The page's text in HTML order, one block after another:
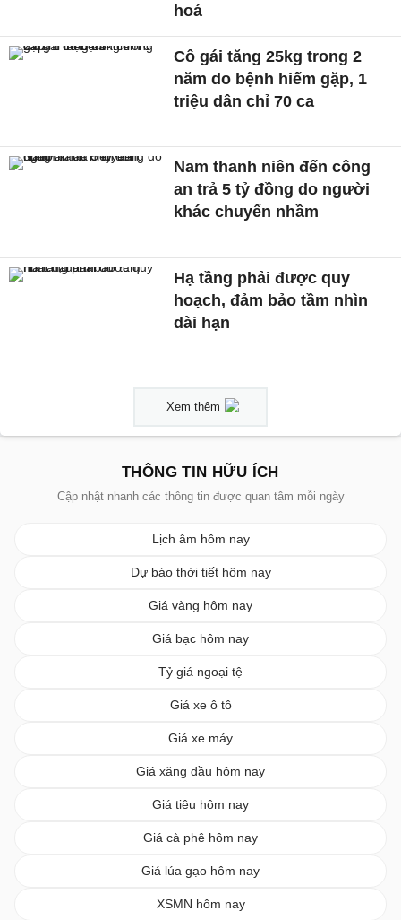
hoá
Cô gái tăng 25kg trong 2
năm do bệnh hiếm gặp, 1
triệu dân chỉ 70 ca
Nam thanh niên đến công
an trả 5 tỷ đồng do người
khác chuyển nhầm
Hạ tầng phải được quy
hoạch, đảm bảo tầm nhìn
dài hạn
Xem thêm
THÔNG TIN HỮU ÍCH
Cập nhật nhanh các thông tin được quan tâm mỗi ngày
Lịch âm hôm nay
Dự báo thời tiết hôm nay
Giá vàng hôm nay
Giá bạc hôm nay
Tỷ giá ngoại tệ
Giá xe ô tô
Giá xe máy
Giá xăng dầu hôm nay
Giá tiêu hôm nay
Giá cà phê hôm nay
Giá lúa gạo hôm nay
XSMN hôm nay